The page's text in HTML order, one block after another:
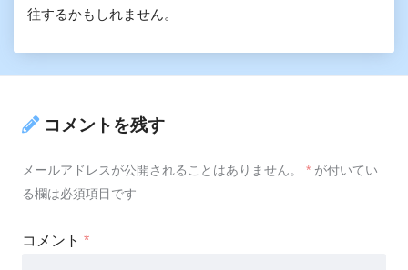
往するかもしれません。
コメントを残す
メールアドレスが公開されることはありません。 * が付いてい
る欄は必須項目です
コメント *